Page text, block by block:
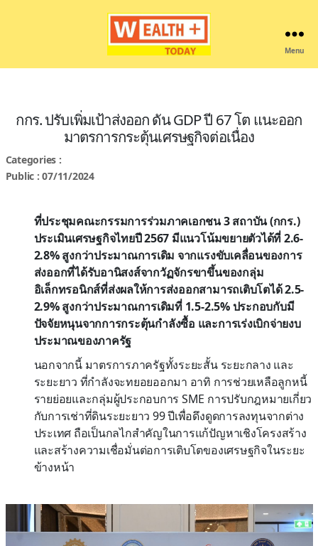
Menu
กกร. ปรับเพิ่มเป้าส่งออก ดัน GDP ปี 67 โต แนะออก
มาตรการกระตุ้นเศรษฐกิจต่อเนื่อง
Categories :
Public : 07/11/2024
ที่ประชุมคณะกรรมการร่วมภาคเอกชน 3 สถาบัน (กกร.)
ประเมินเศรษฐกิจไทยปี 2567 มีแนวโน้มขยายตัวได้ที่ 2.6-
2.8% สูงกว่าประมาณการเดิม จากแรงขับเคลื่อนของการ
ส่งออกที่ได้รับอานิสงส์จากวัฏจักรขาขึ้นของกลุ่ม
อิเล็กทรอนิกส์ที่ส่งผลให้การส่งออกสามารถเติบโตได้ 2.5-
2.9% สูงกว่าประมาณการเดิมที่ 1.5-2.5% ประกอบกับมี
ปัจจัยหนุนจากการกระตุ้นกำลังซื้อ และการเร่งเบิกจ่ายงบ
ประมาณของภาครัฐ
นอกจากนี้ มาตรการภาครัฐทั้งระยะสั้น ระยะกลาง และ
ระยะยาว ที่กำลังจะทยอยออกมา อาทิ การช่วยเหลือลูกหนี้
รายย่อยและกลุ่มผู้ประกอบการ SME การปรับกฎหมายเกี่ยว
กับการเช่าที่ดินระยะยาว 99 ปีเพื่อดึงดูดการลงทุนจากต่าง
ประเทศ ถือเป็นกลไกสำคัญในการแก้ปัญหาเชิงโครงสร้าง
และสร้างความเชื่อมั่นต่อการเติบโตของเศรษฐกิจในระยะ
ข้างหน้า